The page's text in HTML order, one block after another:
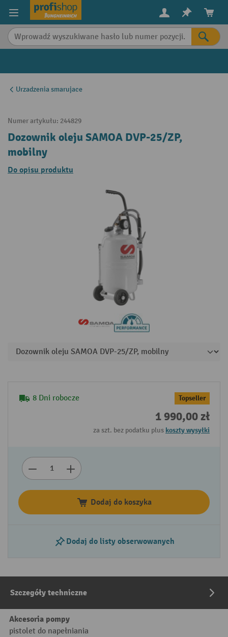
content
Urzadzenia smarujace
Numer artykułu: 244829
Dozownik oleju SAMOA DVP-25/ZP,
mobilny
Do opisu produktu
8 Dni robocze Topseller
1 990,00 zł
za szt. bez podatku plus koszty wysyłki
Dodaj do koszyka
Dodaj do listy obserwowanych
Szczegóły techniczne
Akcesoria pompy
pistolet do napełniania